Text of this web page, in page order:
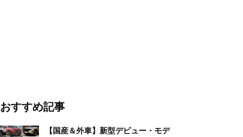
おすすめ記事
【国産＆外車】新型デビュー・モデ